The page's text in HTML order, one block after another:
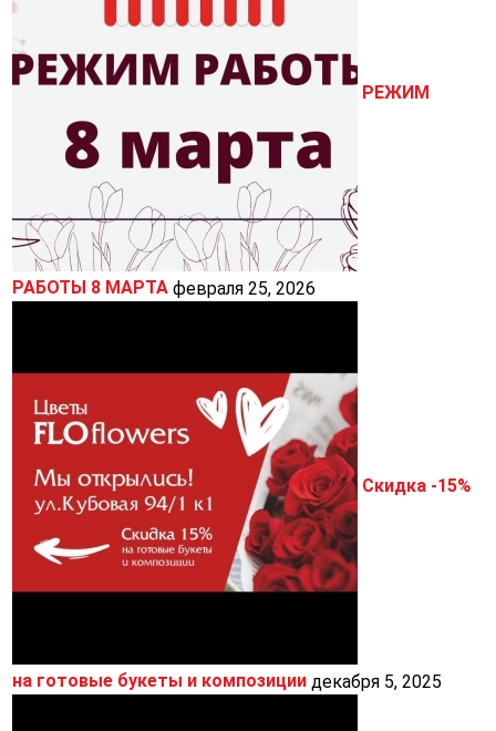
РЕЖИМ
РАБОТЫ 8 МАРТА февраля 25, 2026
Скидка -15%
на готовые букеты и композиции декабря 5, 2025